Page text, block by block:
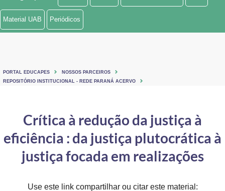
Ministério de Minas e Energia
Ministério do Turismo
Controladoria-Geral da União
Ministério da Mulher, da Família e dos Direitos Humanos
Material UAB Periódicos
PORTAL EDUCAPES
NOSSOS PARCEIROS
REPOSITÓRIO INSTITUCIONAL - REDE PARANÁ ACERVO
Crítica à redução da justiça à
eficiência : da justiça plutocrática à
justiça focada em realizações
Use este link compartilhar ou citar este material: